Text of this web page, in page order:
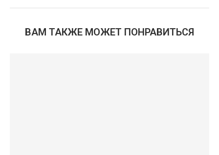
ВАМ ТАКЖЕ МОЖЕТ ПОНРАВИТЬСЯ